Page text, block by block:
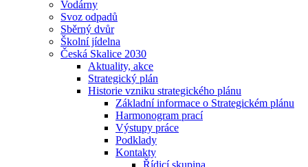
Vodárny
Svoz odpadů
Sběrný dvůr
Školní jídelna
Česká Skalice 2030
Aktuality, akce
Strategický plán
Historie vzniku strategického plánu
Základní informace o Strategickém plánu
Harmonogram prací
Výstupy práce
Podklady
Kontakty
Řídicí skupina